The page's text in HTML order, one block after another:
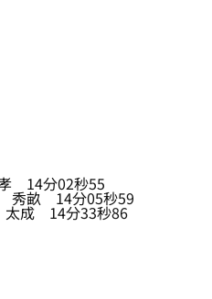
14分02秒55
畝 14分05秒59
成 14分33秒86